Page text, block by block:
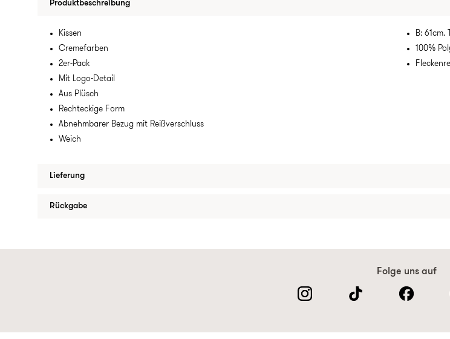
Produktbeschreibung
Kissen
Cremefarben
2er-Pack
Mit Logo-Detail
Aus Plüsch
Rechteckige Form
Abnehmbarer Bezug mit Reißverschluss
Weich
B: 61cm.
100%
Lieferung
Rückgabe
Folge uns auf